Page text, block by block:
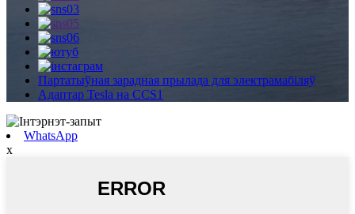
Партатыўная зарадная прылада для электрамабіляў
Адаптар Tesla на CCS1
WhatsApp
x